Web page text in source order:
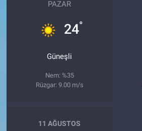
PAZAR
24°
Güneşli
Nem: %35
Rüzgar: 9.00 m/s
11 AĞUSTOS